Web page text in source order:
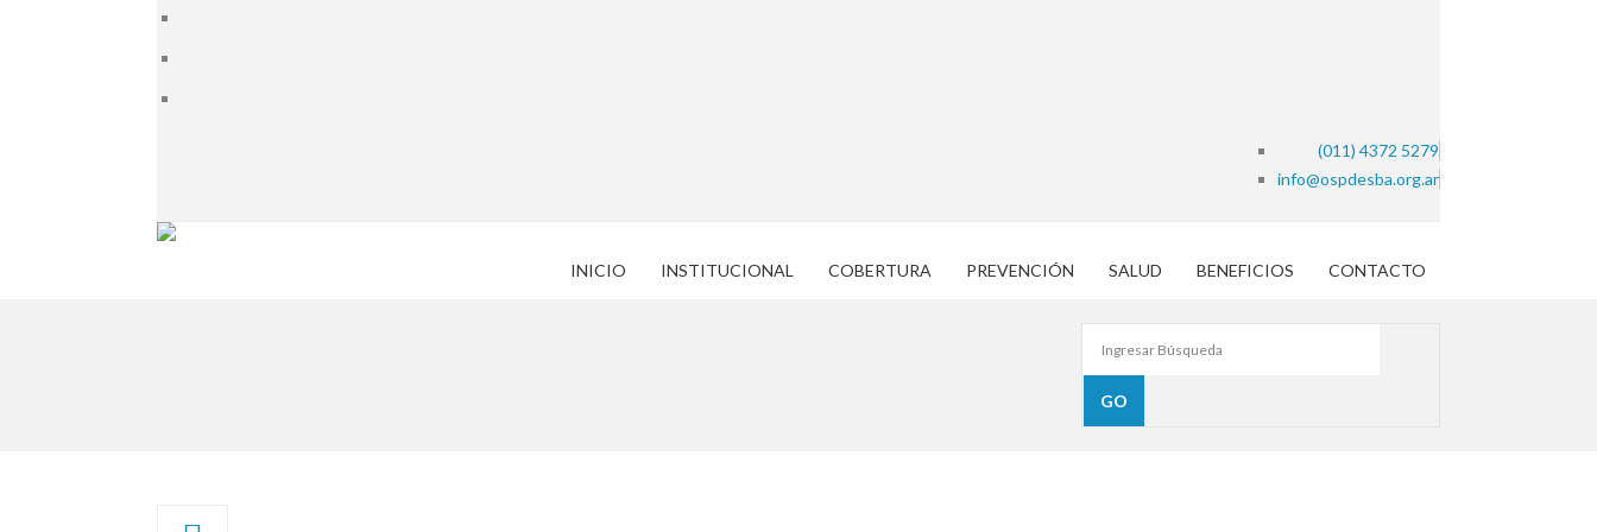
(011) 4372 5279
info@ospdesba.org.ar
INICIO INSTITUCIONAL COBERTURA PREVENCIÓN SALUD BENEFICIOS CONTACTO